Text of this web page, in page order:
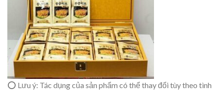
⭕ Lưu ý: Tác dụng của sản phẩm có thể thay đổi tùy theo tình